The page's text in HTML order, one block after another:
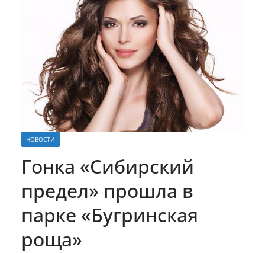
НОВОСТИ
Гонка «Сибирский
предел» прошла в
парке «Бугринская
роща»